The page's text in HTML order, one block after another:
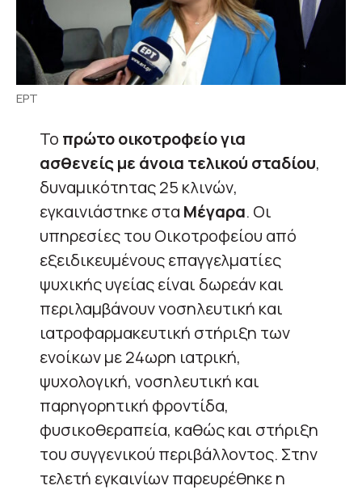
ΕΡΤ
Το πρώτο οικοτροφείο για
ασθενείς με άνοια τελικού σταδίου,
δυναμικότητας 25 κλινών,
εγκαινιάστηκε στα Μέγαρα. Οι
υπηρεσίες του Οικοτροφείου από
εξειδικευμένους επαγγελματίες
ψυχικής υγείας είναι δωρεάν και
περιλαμβάνουν νοσηλευτική και
ιατροφαρμακευτική στήριξη των
ενοίκων με 24ωρη ιατρική,
ψυχολογική, νοσηλευτική και
παρηγορητική φροντίδα,
φυσικοθεραπεία, καθώς και στήριξη
του συγγενικού περιβάλλοντος. Στην
τελετή εγκαινίων παρευρέθηκε η